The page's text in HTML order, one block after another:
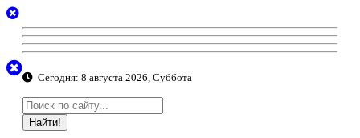
Сегодня: 8 августа 2026, Суббота
Найти!